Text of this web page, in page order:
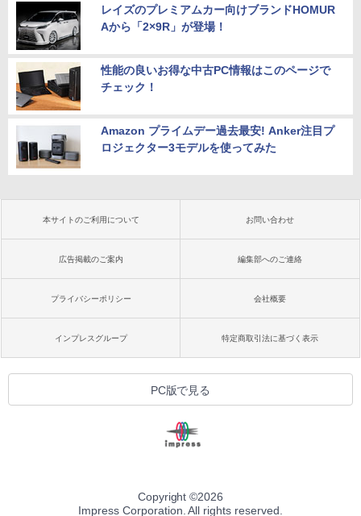
レイズのプレミアムカー向けブランドHOMUR
Aから「2×9R」が登場！
性能の良いお得な中古PC情報はこのページで
チェック！
Amazon プライムデー過去最安! Anker注目プ
ロジェクター3モデルを使ってみた
本サイトのご利用について お問い合わせ
広告掲載のご案内 編集部へのご連絡
プライバシーポリシー 会社概要
インプレスグループ 特定商取引法に基づく表示
PC版で見る
Copyright ©2026
Impress Corporation. All rights reserved.